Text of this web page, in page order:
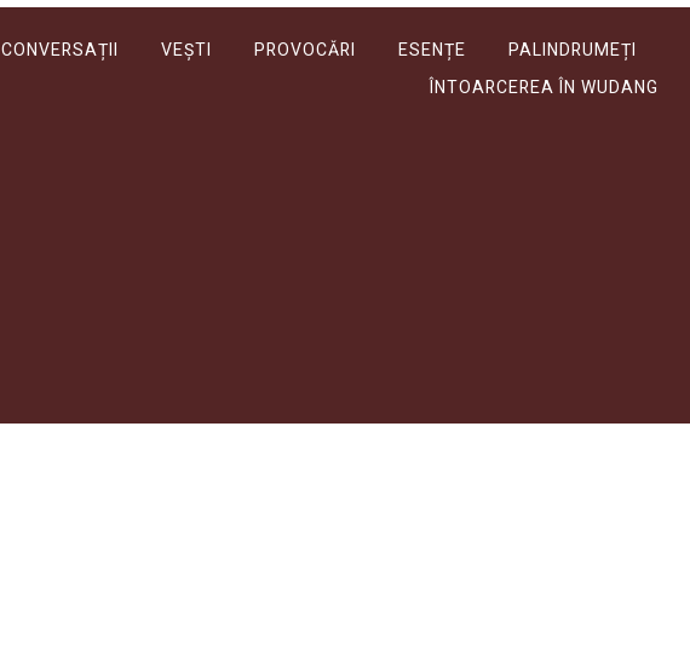
CONVERSAȚII VEȘTI PROVOCĂRI ESENȚE
PALINDRUMEȚI
ÎNTOARCEREA ÎN WUDANG